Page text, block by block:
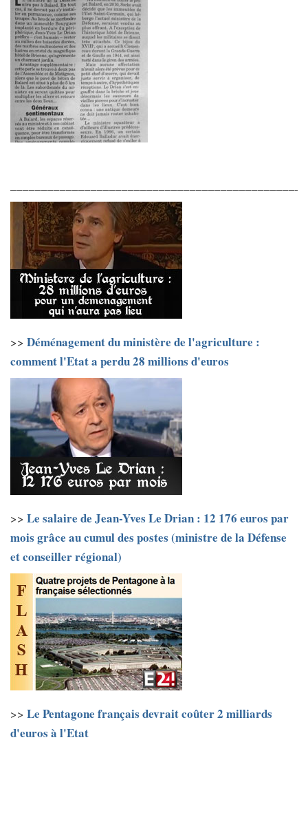
>> Déménagement du ministère de l'agriculture :
comment l'Etat a perdu 28 millions d'euros
>> Le salaire de Jean-Yves Le Drian : 12 176 euros par
mois grâce au cumul des postes (ministre de la Défense
et conseiller régional)
>> Le Pentagone français devrait coûter 2 milliards
d'euros à l'Etat